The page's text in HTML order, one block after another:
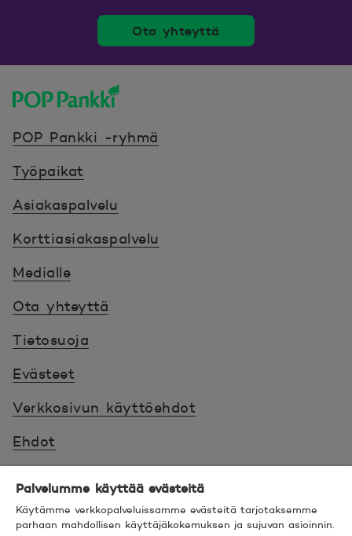
Ota yhteyttä
POP Pankki -ryhmä
Työpaikat
Asiakaspalvelu
Korttiasiakaspalvelu
Medialle
Ota yhteyttä
Tietosuoja
Evästeet
Verkkosivun käyttöehdot
Ehdot
Saavutettavuus
Palvelumme käyttää evästeitä
Käytämme verkkopalveluissamme evästeitä tarjotaksemme
parhaan mahdollisen käyttäjäkokemuksen ja sujuvan asioinnin.